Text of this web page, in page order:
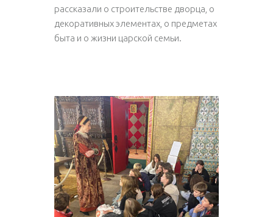
рассказали о строительстве дворца, о
декоративных элементах, о предметах
быта и о жизни царской семьи.